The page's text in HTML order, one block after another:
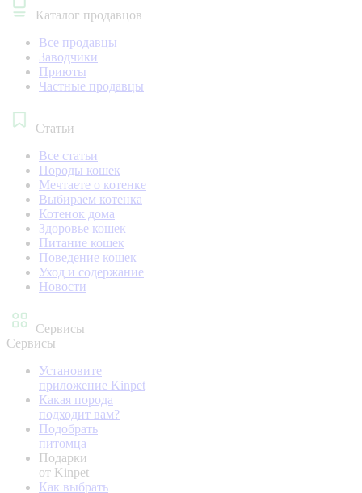
Каталог продавцов
Все продавцы
Заводчики
Приюты
Частные продавцы
Статьи
Все статьи
Породы кошек
Мечтаете о котенке
Выбираем котенка
Котенок дома
Здоровье кошек
Питание кошек
Поведение кошек
Уход и содержание
Новости
Сервисы
Сервисы
Установите
приложение Kinpet
Какая порода
подходит вам?
Подобрать
питомца
Подарки
от Kinpet
Как выбрать